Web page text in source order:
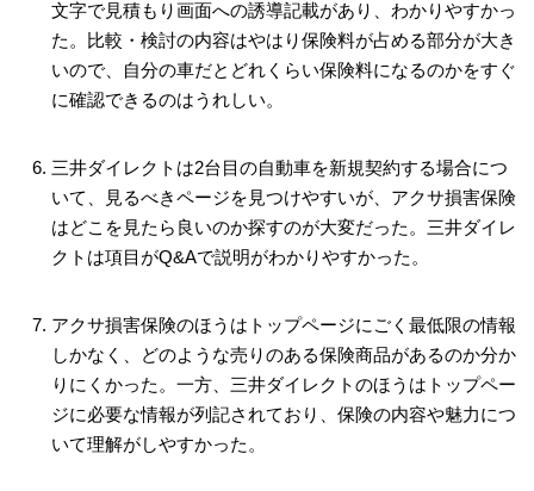
文字で見積もり画面への誘導記載があり、わかりやすかっ
た。比較・検討の内容はやはり保険料が占める部分が大き
いので、自分の車だとどれくらい保険料になるのかをすぐ
に確認できるのはうれしい。
三井ダイレクトは2台目の自動車を新規契約する場合につ
いて、見るべきページを見つけやすいが、アクサ損害保険
はどこを見たら良いのか探すのが大変だった。三井ダイレ
クトは項目がQ&Aで説明がわかりやすかった。
アクサ損害保険のほうはトップページにごく最低限の情報
しかなく、どのような売りのある保険商品があるのか分か
りにくかった。一方、三井ダイレクトのほうはトップペー
ジに必要な情報が列記されており、保険の内容や魅力につ
いて理解がしやすかった。